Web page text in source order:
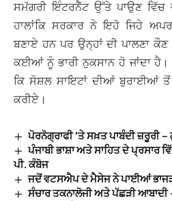
ਸਮੱਗਰੀ ਇੰਟਰਨੈੱਟ ਉੱਤੇ ਪਾਉਣ ਵਿੱਚ
ਹਾਲਾਂਕਿ ਸਰਕਾਰ ਨੇ ਇਹੋ ਜਿਹੇ
ਬਣਾਏ ਹਨ ਪਰ ਉਨ੍ਹਾਂ ਦੀ ਪਾਲਣਾ
ਕਈਆਂ ਨੂੰ ਭਾਰੀ ਨੁਕਸਾਨ ਹੋ ਜਾਂਦਾ ਹੈ।
ਕਿ ਸੋਸ਼ਲ ਸਾਇਟਾਂ ਦੀਆਂ ਬੁਰਾਈਆਂ
ਕਰੀਏ।
ਪੋਰਨੋਗ੍ਰਾਫੀ ’ਤੇ ਸਖ਼ਤ ਪਾਬੰਦੀ ਜ਼ਰੂਰੀ
ਪੰਜਾਬੀ ਭਾਸ਼ਾ ਅਤੇ ਸਾਹਿਤ ਦੇ ਪ੍ਰਸਾਰ
ਪੀ. ਕੰਬੋਜ
ਜਦੋਂ ਵਟਸਐਪ ਦੇ ਮੈਸੇਜ ਨੇ ਪਾਈਆਂ
ਸੰਚਾਰ ਤਕਨਾਲੋਜੀ ਅਤੇ ਪੱਛੜੀ ਆਬਾਦੀ